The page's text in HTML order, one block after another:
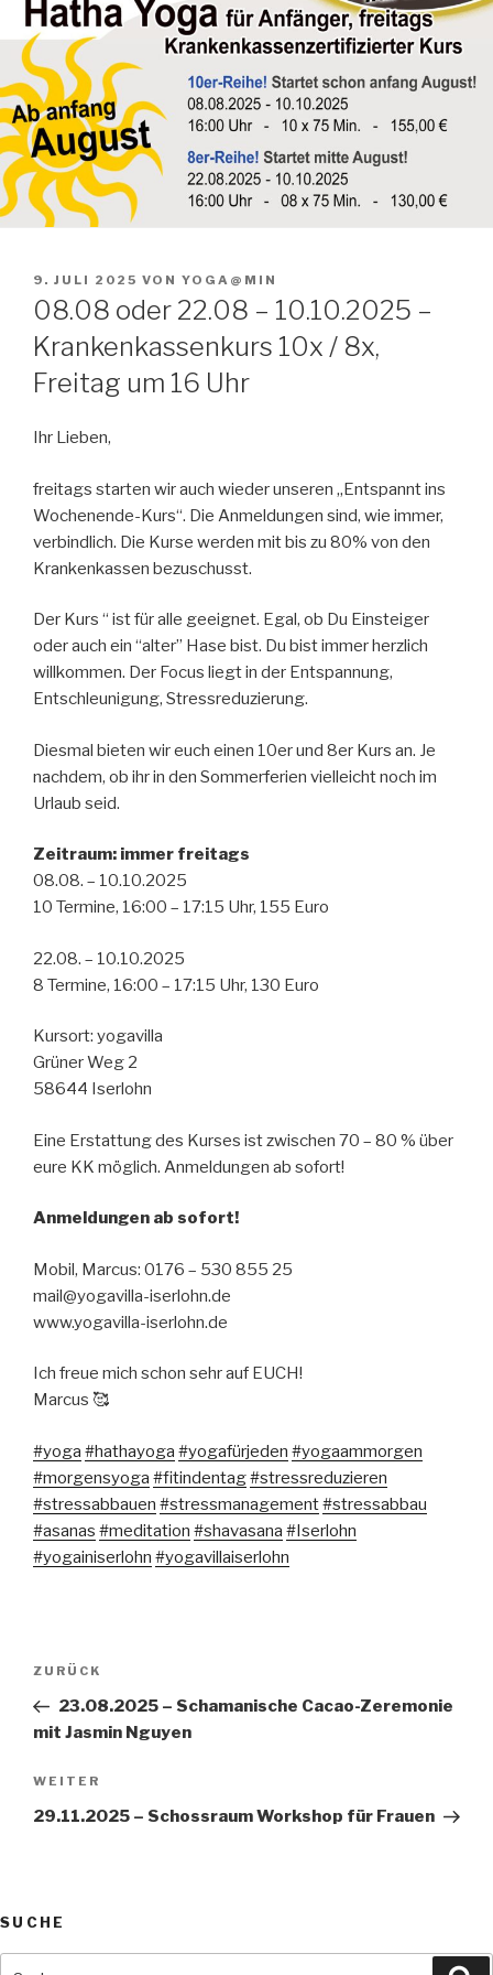
VERÖFFENTLICHT
AM
9. JULI 2025 VON YOGA@MIN
08.08 oder 22.08 – 10.10.2025 –
Krankenkassenkurs 10x / 8x,
Freitag um 16 Uhr
Ihr Lieben,
freitags starten wir auch wieder unseren „Entspannt ins
Wochenende-Kurs“. Die Anmeldungen sind, wie immer,
verbindlich. Die Kurse werden mit bis zu 80% von den
Krankenkassen bezuschusst.
Der Kurs “ ist für alle geeignet. Egal, ob Du Einsteiger
oder auch ein “alter” Hase bist. Du bist immer herzlich
willkommen. Der Focus liegt in der Entspannung,
Entschleunigung, Stressreduzierung.
Diesmal bieten wir euch einen 10er und 8er Kurs an. Je
nachdem, ob ihr in den Sommerferien vielleicht noch im
Urlaub seid.
Zeitraum: immer freitags
08.08. – 10.10.2025
10 Termine, 16:00 – 17:15 Uhr, 155 Euro
22.08. – 10.10.2025
8 Termine, 16:00 – 17:15 Uhr, 130 Euro
Kursort: yogavilla
Grüner Weg 2
58644 Iserlohn
Eine Erstattung des Kurses ist zwischen 70 – 80 % über
eure KK möglich. Anmeldungen ab sofort!
Anmeldungen ab sofort!
Mobil, Marcus: 0176 – 530 855 25
mail@yogavilla-iserlohn.de
www.yogavilla-iserlohn.de
Ich freue mich schon sehr auf EUCH!
Marcus 🥰
#yoga #hathayoga #yogafürjeden #yogaammorgen
#morgensyoga #fitindentag#stressreduzieren
#stressabbauen #stressmanagement#stressabbau
#asanas #meditation #shavasana #Iserlohn
#yogainiserlohn #yogavillaiserlohn
Beitragsnavigation
Vorheriger
Beitrag
ZURÜCK
23.08.2025 – Schamanische Cacao-Zeremonie
mit Jasmin Nguyen
Nächster
Beitrag
WEITER
29.11.2025 – Schossraum Workshop für Frauen
SUCHE